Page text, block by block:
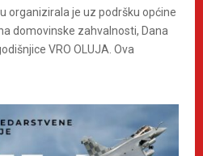
organizirala je uz podršku općine
domovinske zahvalnosti, Dana
VRO OLUJA. Ova